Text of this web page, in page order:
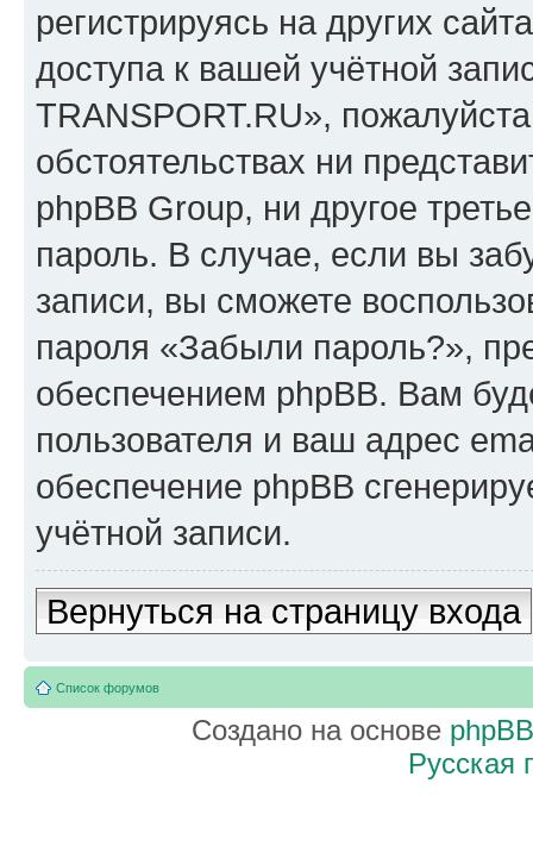
регистрируясь на других
доступа к вашей учётной
TRANSPORT.RU»,
обстоятельствах ни
phpBB Group, ни другое
пароль. В случае, если вы
записи, вы сможете
пароля «Забыли пароль?»,
обеспечением phpBB. Вам
пользователя и ваш адрес
обеспечение phpBB
учётной записи.
Вернуться на страницу входа
Список форумов
Создано на основе phpBB
Русская